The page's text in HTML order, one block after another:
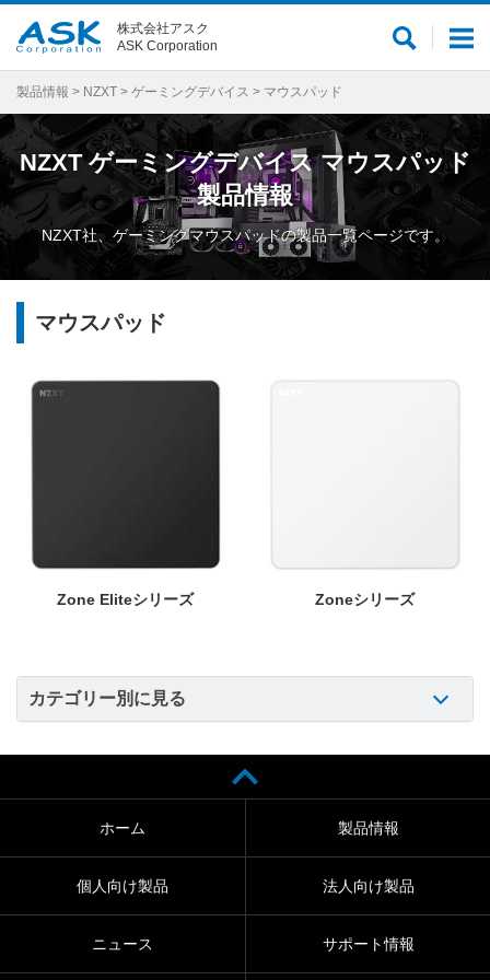
メ
ー
サ
内
検
索
株式会社アスク
ASK Corporation
製品情報 > NZXT > ゲーミングデバイス > マウスパッド
NZXT ゲーミングデバイス マウスパッド
製品情報
NZXT社、ゲーミングマウスパッドの製品一覧ページです。
マウスパッド
Zone Eliteシリーズ Zoneシリーズ
カテゴリー別に見る
ホーム 製品情報
個人向け製品 法人向け製品
ニュース サポート情報